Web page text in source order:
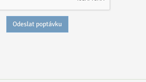
Odeslat poptávku